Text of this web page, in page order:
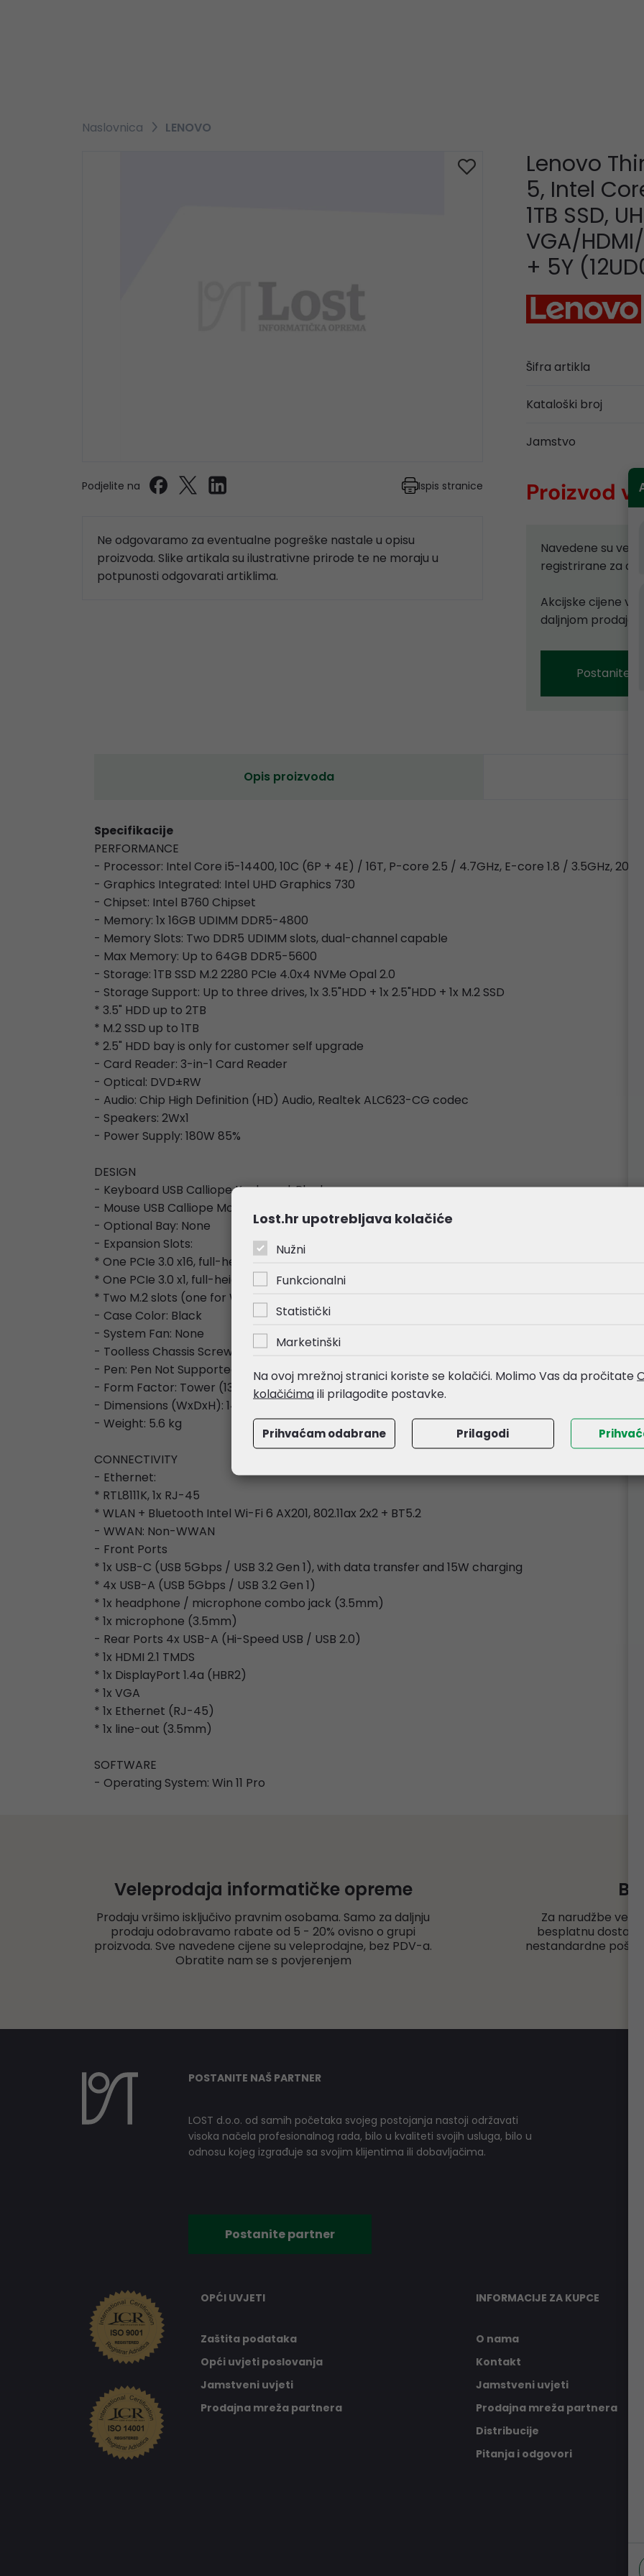
Naslovnica LENOVO
Podjelite na Ispis stranice
Ne odgovaramo za eventualne pogreške nastale u opisu
proizvoda. Slike artikala su ilustrativne prirode te ne moraju u
potpunosti odgovarati artiklima.
Lenovo
5, Intel
1TB SSD,
VGA/
+ 5Y
Šifra artikla
Kataloški broj
Jamstvo
Proizvod
Navedene su
registrirane za
Akcijske cijene
daljnjom
Postanite
Opis proizvoda
Specifikacije
PERFORMANCE
- Processor: Intel Core i5-14400, 10C (6P + 4E) / 16T, P-core 2.5 / 4.7GHz, E-core 1.8 / 3.5GHz,
- Graphics Integrated: Intel UHD Graphics 730
- Chipset: Intel B760 Chipset
- Memory: 1x 16GB UDIMM DDR5-4800
- Memory Slots: Two DDR5 UDIMM slots, dual-channel capable
- Max Memory: Up to 64GB DDR5-5600
- Storage: 1TB SSD M.2 2280 PCIe 4.0x4 NVMe Opal 2.0
- Storage Support: Up to three drives, 1x 3.5"HDD + 1x 2.5"HDD + 1x M.2 SSD
* 3.5" HDD up to 2TB
* M.2 SSD up to 1TB
* 2.5" HDD bay is only for customer self upgrade
- Card Reader: 3-in-1 Card Reader
- Optical: DVD±RW
- Audio: Chip High Definition (HD) Audio, Realtek ALC623-CG codec
- Speakers: 2Wx1
- Power Supply: 180W 85%
DESIGN
- Keyboard USB Calliope Keyboard, Black
- Mouse USB Calliope Mouse, Black
- Optional Bay: None
- Expansion Slots:
* One PCIe 3.0 x16, full-height, length < 233.6mm, height < 117.5mm
* One PCIe 3.0 x1, full-height, (length < 185mm, height < 100mm) or (length < 118mm, height <
* Two M.2 slots (one for WLAN, one for SSD)
- Case Color: Black
- System Fan: None
- Toolless Chassis Screw: Toolless Chassis Screw
- Pen: Pen Not Supported
- Form Factor: Tower (13.6L)
- Dimensions (WxDxH): 145 x 294 x 340 mm
- Weight: 5.6 kg
CONNECTIVITY
- Ethernet:
* RTL8111K, 1x RJ-45
* WLAN + Bluetooth Intel Wi-Fi 6 AX201, 802.11ax 2x2 + BT5.2
- WWAN: Non-WWAN
- Front Ports
* 1x USB-C (USB 5Gbps / USB 3.2 Gen 1), with data transfer and 15W charging
* 4x USB-A (USB 5Gbps / USB 3.2 Gen 1)
* 1x headphone / microphone combo jack (3.5mm)
* 1x microphone (3.5mm)
- Rear Ports 4x USB-A (Hi-Speed USB / USB 2.0)
* 1x HDMI 2.1 TMDS
* 1x DisplayPort 1.4a (HBR2)
* 1x VGA
* 1x Ethernet (RJ-45)
* 1x line-out (3.5mm)
SOFTWARE
- Operating System: Win 11 Pro
Veleprodaja informatičke opreme
Prodaju vršimo isključivo pravnim osobama. Samo za daljnju
prodaju odobravamo rabate od 5 - 20% ovisno o grupi
proizvoda. Sve navedene cijene su veleprodajne, bez PDV-a.
Obratite nam se s povjerenjem
Za narudžbe
besplatnu
nestandardne
POSTANITE NAŠ PARTNER
LOST d.o.o. od samih početaka svojeg postojanja nastoji održavati
visoka načela profesionalnog rada, bilo u kvaliteti svojih usluga, bilo u
odnosu kojeg izgrađuje sa svojim klijentima ili dobavljačima.
Postanite partner
OPĆI UVJETI
Zaštita podataka
Opći uvjeti poslovanja
Jamstveni uvjeti
Prodajna mreža partnera
INFORMACIJE ZA KUPCE
O nama
Kontakt
Jamstveni uvjeti
Prodajna mreža partnera
Distribucije
Pitanja i odgovori
Lost.hr upotrebljava kolačiće
Nužni
Funkcionalni
Statistički
Marketinški
Na ovoj mrežnoj stranici koriste se kolačići. Molimo Vas da pročitate
kolačićimaili prilagodite postavke.
Prihvaćam odabrane Prilagodi